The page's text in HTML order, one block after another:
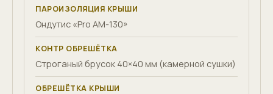
ПАРОИЗОЛЯЦИЯ КРЫШИ
Ондутис «Pro AM-130»
КОНТР ОБРЕШЁТКА
Строганый брусок 40×40 мм (камерной сушки)
ОБРЕШЁТКА КРЫШИ